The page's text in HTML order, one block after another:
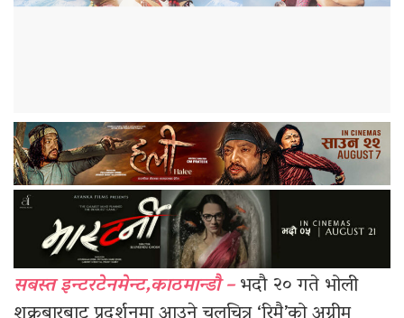
सबस्त इन्टरटेनमेन्ट,काठमान्डौ –भदौ २० गते भोली